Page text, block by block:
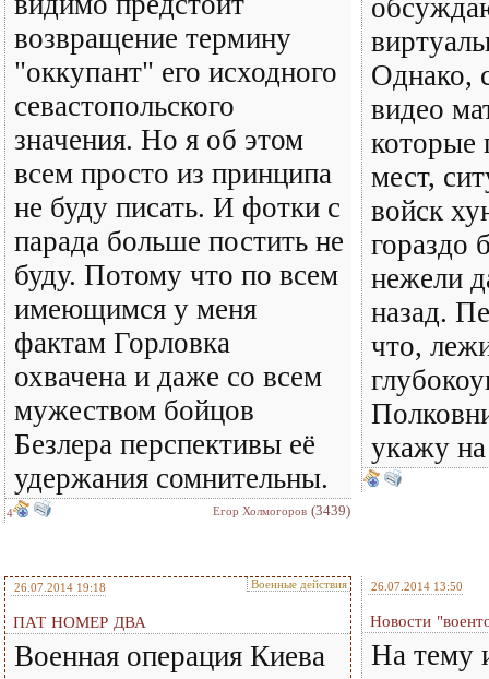
возвращение термину
"оккупант" его исходного
севастопольского
значения. Но я об этом
всем просто из принципа
не буду писать. И фотки с
парада больше постить не
буду. Потому что по всем
имеющимся у меня
фактам Горловка
охвачена и даже со всем
мужеством бойцов
Безлера перспективы её
удержания сомнительны.
4 Eгор Холмогоров (3439)
Однако,
видео
которые
мест,
войск
гораздо
нежели
назад.
что,
укажу
26.07.2014 19:18 Военные действия
ПАТ НОМЕР ДВА
Военная операция Киева
26.07.2014 13:50
Новости
На тему